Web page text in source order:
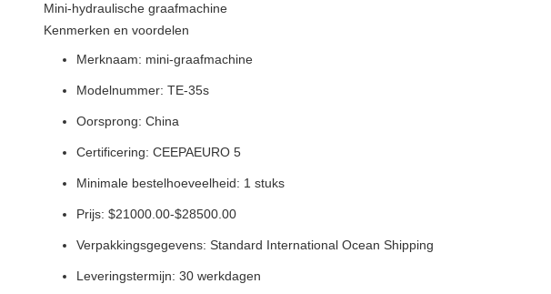
Mini-hydraulische graafmachine
Kenmerken en voordelen
Merknaam: mini-graafmachine
Modelnummer: TE-35s
Oorsprong: China
Certificering: CEEPAEURO 5
Minimale bestelhoeveelheid: 1 stuks
Prijs: $21000.00-$28500.00
Verpakkingsgegevens: Standard International Ocean Shipping
Leveringstermijn: 30 werkdagen